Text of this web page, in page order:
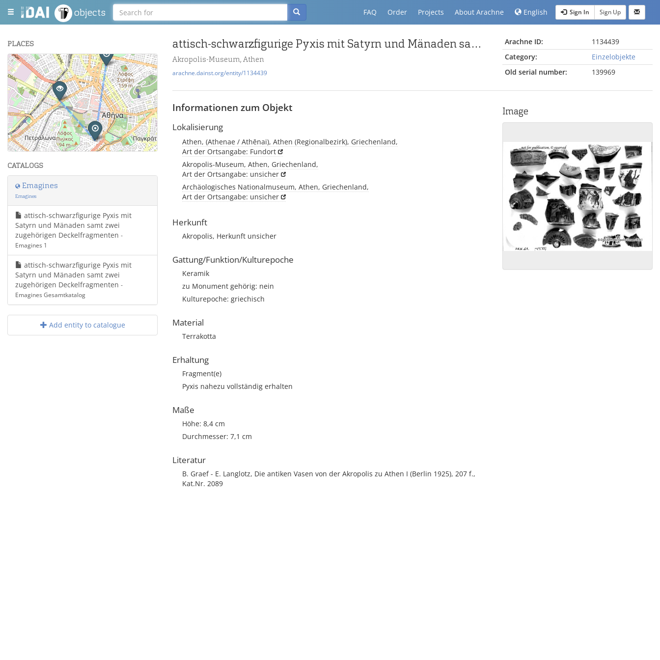
objects FAQ Order Projects About Arachne English Sign In Sign Up
PLACES
+
−
Leaflet| Maps and Data ©OpenStreetMap.
CATALOGS
Emagines
Emagines
attisch-schwarzfigurige Pyxis mit
Satyrn und Mänaden samt zwei
zugehörigen Deckelfragmenten -
Emagines 1
attisch-schwarzfigurige Pyxis mit
Satyrn und Mänaden samt zwei
zugehörigen Deckelfragmenten -
Emagines Gesamtkatalog
Add entity to catalogue
attisch-schwarzfigurige Pyxis mit Satyrn und Mänaden samt zwei zugehörigen Deckelfragmenten
Akropolis-Museum, Athen
arachne.dainst.org/entity/1134439
Arachne ID:
1134439
Category:
Einzelobjekte
Old serial number:
139969
Informationen zum Objekt
Lokalisierung
Athen, (Athenae / Athēnai), Athen (Regionalbezirk), Griechenland,
Art der Ortsangabe: Fundort
Akropolis-Museum, Athen, Griechenland,
Art der Ortsangabe: unsicher
Archäologisches Nationalmuseum, Athen, Griechenland,
Art der Ortsangabe: unsicher
Herkunft
Akropolis, Herkunft unsicher
Gattung/Funktion/Kulturepoche
Keramik
zu Monument gehörig: nein
Kulturepoche: griechisch
Material
Terrakotta
Erhaltung
Fragment(e)
Pyxis nahezu vollständig erhalten
Maße
Höhe: 8,4 cm
Durchmesser: 7,1 cm
Literatur
B. Graef - E. Langlotz, Die antiken Vasen von der Akropolis zu Athen I (Berlin 1925), 207 f.,
Kat.Nr. 2089
Image